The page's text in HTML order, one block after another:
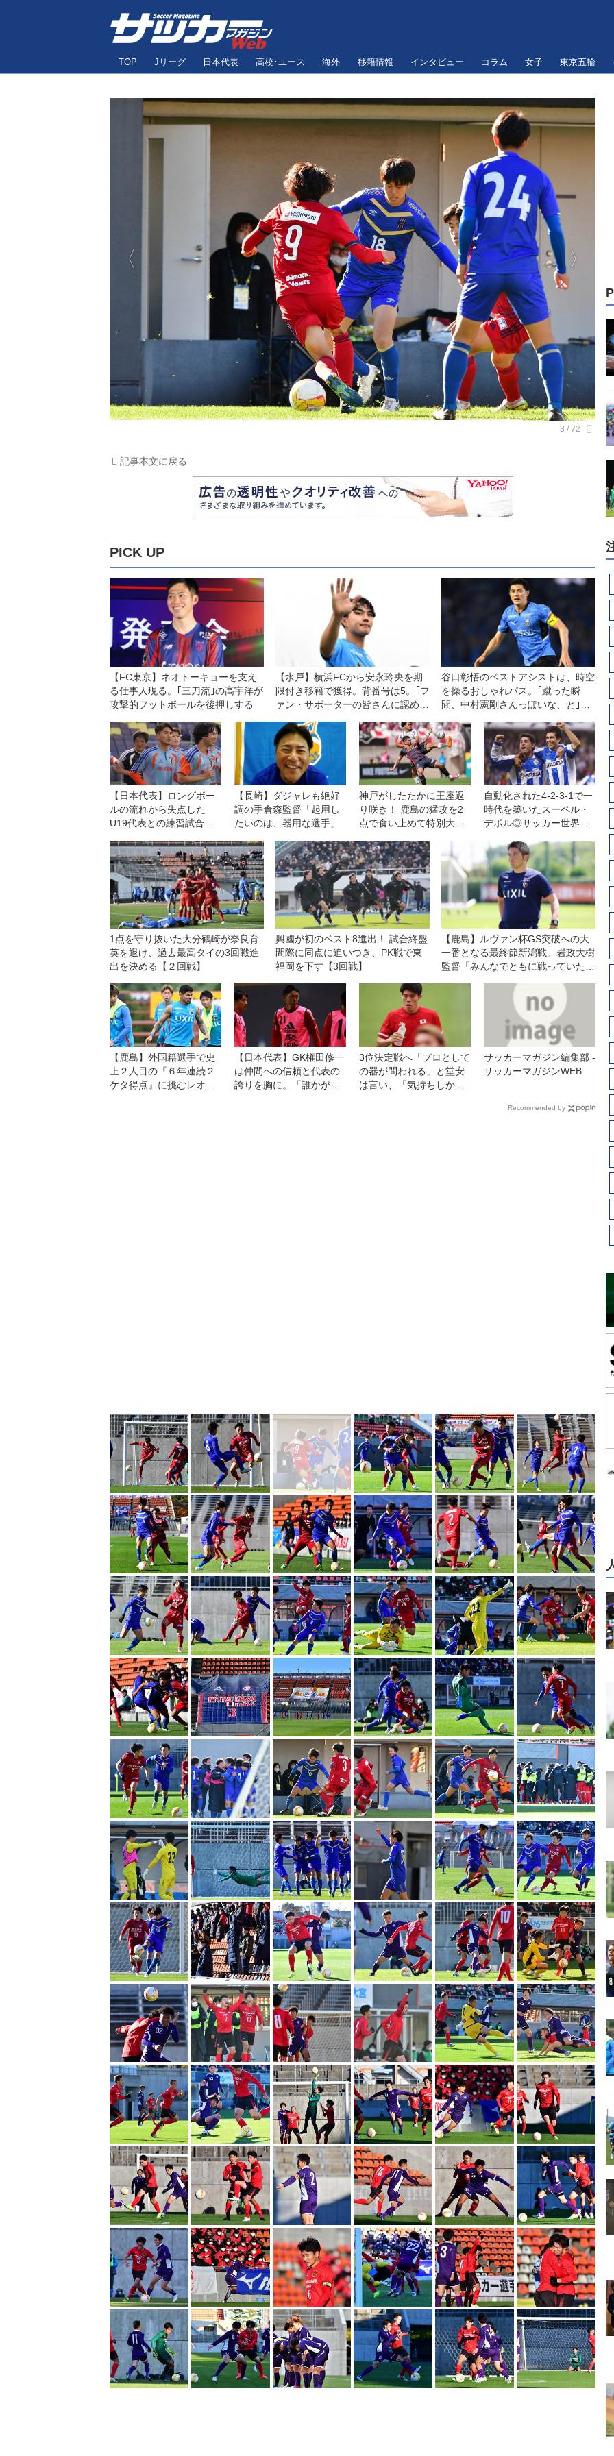
TOP Jリーグ 日本代表 高校･ユース 海外 移籍情報 インタビュー コラム 女子 東京五輪
記事本文に戻る
PICK UP
【FC東京】ネオトーキョーを支え
る仕事人現る。｢三刀流｣の高宇洋が
攻撃的フットボールを後押しする
【水戸】横浜FCから安永玲央を期
限付き移籍で獲得。背番号は5。｢フ
ァン・サポーターの皆さんに認めて
谷口彰悟のベストアシストは、時空
を操るおしゃれパス。｢蹴った瞬
間、中村憲剛さんっぽいな、と｣
【日本代表】ロングボー
ルの流れから失点した
U19代表との練習試合に
麗に崩す相手だけじゃな
い。そこは僕たちの課
題」
【長崎】ダジャレも絶好
調の手倉森監督「起用し
たいのは、器用な選手」
神戸がしたたかに王座返
り咲き！ 鹿島の猛攻を2
点で食い止めて特別大会
戦
自動化された4-2-3-1で一
時代を築いたスーペル・
デポル◎サッカー世界遺
1点を守り抜いた大分鶴崎が奈良育
英を退け、過去最高タイの3回戦進
出を決める【２回戦】
興國が初のベスト8進出！ 試合終盤
間際に同点に追いつき、PK戦で東
福岡を下す【3回戦】
【鹿島】ルヴァン杯GS突破への大
一番となる最終節新潟戦。岩政大樹
監督「みんなでともに戦っていただ
【鹿島】外国籍選手で史
上２人目の『６年連続２
ケタ得点』に挑むレオ・
【日本代表】GK権田修一
は仲間への信頼と代表の
誇りを胸に。「誰かが抜
3位決定戦へ「プロとして
の器が問われる」と堂安
は言い、「気持ちしかな
サッカーマガジン編集部 -
サッカーマガジンWEB
Recommended by